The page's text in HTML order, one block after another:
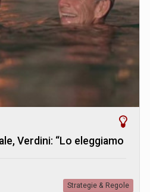
Verdini: “Lo eleggiamo
Strategie & Regole